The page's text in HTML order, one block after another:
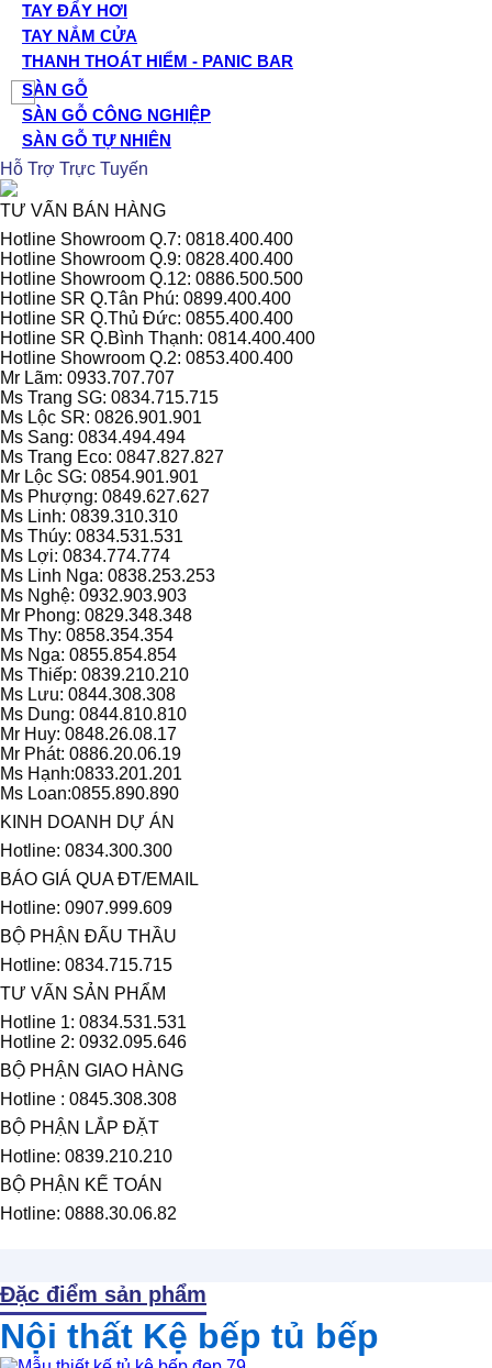
TAY ĐẨY HƠI
TAY NẮM CỬA
THANH THOÁT HIỂM - PANIC BAR
SÀN GỖ
SÀN GỖ CÔNG NGHIỆP
SÀN GỖ TỰ NHIÊN
Hỗ Trợ Trực Tuyến
TƯ VẤN BÁN HÀNG
Hotline Showroom Q.7: 0818.400.400
Hotline Showroom Q.9: 0828.400.400
Hotline Showroom Q.12: 0886.500.500
Hotline SR Q.Tân Phú: 0899.400.400
Hotline SR Q.Thủ Đức: 0855.400.400
Hotline SR Q.Bình Thạnh: 0814.400.400
Hotline Showroom Q.2: 0853.400.400
Mr Lãm: 0933.707.707
Ms Trang SG: 0834.715.715
Ms Lộc SR: 0826.901.901
Ms Sang: 0834.494.494
Ms Trang Eco: 0847.827.827
Mr Lộc SG: 0854.901.901
Ms Phượng: 0849.627.627
Ms Linh: 0839.310.310
Ms Thúy: 0834.531.531
Ms Lợi: 0834.774.774
Ms Linh Nga: 0838.253.253
Ms Nghệ: 0932.903.903
Mr Phong: 0829.348.348
Ms Thy: 0858.354.354
Ms Nga: 0855.854.854
Ms Thiếp: 0839.210.210
Ms Lưu: 0844.308.308
Ms Dung: 0844.810.810
Mr Huy: 0848.26.08.17
Mr Phát: 0886.20.06.19
Ms Hạnh:0833.201.201
Ms Loan:0855.890.890
KINH DOANH DỰ ÁN
Hotline: 0834.300.300
BÁO GIÁ QUA ĐT/EMAIL
Hotline: 0907.999.609
BỘ PHẬN ĐẤU THẦU
Hotline: 0834.715.715
TƯ VẤN SẢN PHẨM
Hotline 1: 0834.531.531
Hotline 2: 0932.095.646
BỘ PHẬN GIAO HÀNG
Hotline : 0845.308.308
BỘ PHẬN LẮP ĐẶT
Hotline: 0839.210.210
BỘ PHẬN KẾ TOÁN
Hotline: 0888.30.06.82
Đặc điểm sản phẩm
Nội thất Kệ bếp tủ bếp